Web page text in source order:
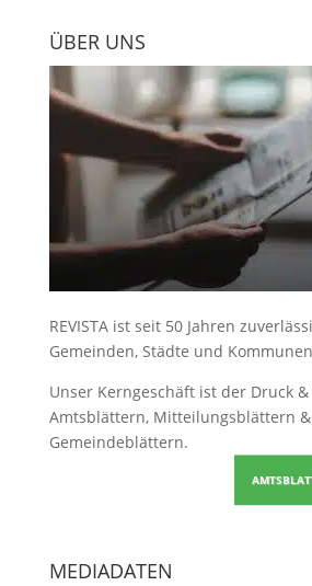
ÜBER UNS
REVISTA ist seit 50 Jahren
Gemeinden, Städte und
Unser Kerngeschäft ist der Druck
Amtsblättern, Mitteilungsblättern &
Gemeindeblättern.
MEDIADATEN